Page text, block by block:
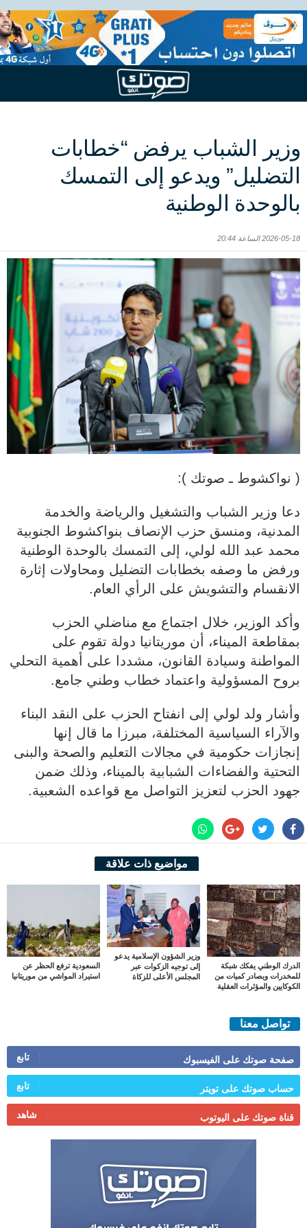
وزير الشباب يرفض “خطابات
التضليل” ويدعو إلى التمسك
بالوحدة الوطنية
2026-05-18 الساعة 20:44
( نواكشوط ـ صوتك ):
دعا وزير الشباب والتشغيل والرياضة والخدمة
المدنية، ومنسق حزب الإنصاف بنواكشوط الجنوبية
محمد عبد الله لولي، إلى التمسك بالوحدة الوطنية
ورفض ما وصفه بخطابات التضليل ومحاولات إثارة
الانقسام والتشويش على الرأي العام.
وأكد الوزير، خلال اجتماع مع مناضلي الحزب
بمقاطعة الميناء، أن موريتانيا دولة تقوم على
المواطنة وسيادة القانون، مشددا على أهمية التحلي
بروح المسؤولية واعتماد خطاب وطني جامع.
وأشار ولد لولي إلى انفتاح الحزب على النقد البناء
والآراء السياسية المختلفة، مبرزا ما قال إنها
إنجازات حكومية في مجالات التعليم والصحة والبنى
التحتية والفضاءات الشبابية بالميناء، وذلك ضمن
جهود الحزب لتعزيز التواصل مع قواعده الشعبية.
مواضيع ذات علاقة
الدرك الوطني يفكك شبكة
للمخدرات ويصادر كميات من
الكوكايين والمؤثرات العقلية
وزير الشؤون الإسلامية يدعو
إلى توجيه الزكوات عبر
المجلس الأعلى للزكاة
السعودية ترفع الحظر عن
استيراد المواشي من موريتانيا
تواصل معنا
صفحة صوتك على الفيسبوك تابع
حساب صوتك على تويتر تابع
قناة صوتك على اليوتوب شاهد